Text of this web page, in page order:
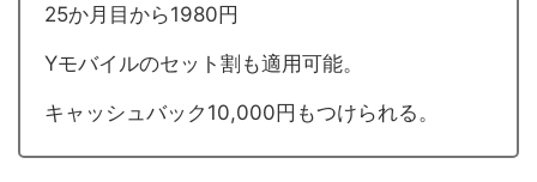
25か月目から1980円
Yモバイルのセット割も適用可能。
キャッシュバック10,000円もつけられる。